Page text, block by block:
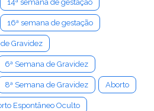
14ª semana de gestação
16ª semana de gestação
Gravidez
6ª Semana de Gravidez
8ª Semana de Gravidez Aborto
Espontâneo Oculto